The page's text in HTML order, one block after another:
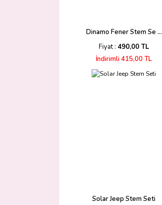
Dinamo Fener Stem Se ...
Fiyat : 490,00 TL
İndirimli 415,00 TL
Solar Jeep Stem Seti